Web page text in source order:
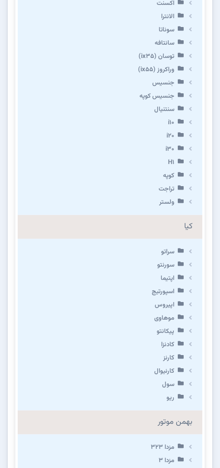
اکسنت
الانترا
سوناتا
سانتافه
توسان (ix35)
وراکروز (ix55)
جنسیس
جنسیس کوپه
سنتنیال
i10
i20
i30
H1
کوپه
تراجت
ولستر
کیا
سراتو
سورنتو
اپتیما
اسپورتیج
اپیروس
موهاوی
پیکانتو
کادنزا
کارنز
کارنیوال
سول
ریو
بهمن موتور
مزدا ۳۲۳
مزدا ۳